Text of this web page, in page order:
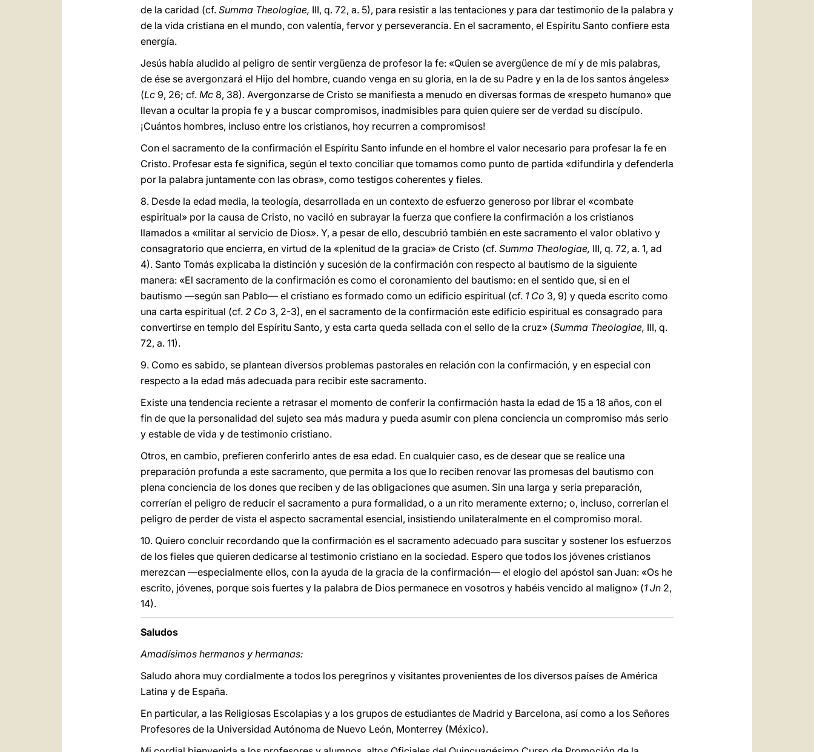
de la caridad (cf. Summa Theologiae, III, q. 72, a. 5), para resistir a las tentaciones y para dar testimonio de la palabra y
de la vida cristiana en el mundo, con valentía, fervor y perseverancia. En el sacramento, el Espíritu Santo confiere esta
energía.
Jesús había aludido al peligro de sentir vergüenza de profesor la fe: «Quien se avergüence de mí y de mis palabras,
de ése se avergonzará el Hijo del hombre, cuando venga en su gloria, en la de su Padre y en la de los santos ángeles»
(Lc 9, 26; cf. Mc 8, 38). Avergonzarse de Cristo se manifiesta a menudo en diversas formas de «respeto humano» que
llevan a ocultar la propia fe y a buscar compromisos, inadmisibles para quien quiere ser de verdad su discípulo.
¡Cuántos hombres, incluso entre los cristianos, hoy recurren a compromisos!
Con el sacramento de la confirmación el Espíritu Santo infunde en el hombre el valor necesario para profesar la fe en
Cristo. Profesar esta fe significa, según el texto conciliar que tomamos como punto de partida «difundirla y defenderla
por la palabra juntamente con las obras», como testigos coherentes y fieles.
8. Desde la edad media, la teología, desarrollada en un contexto de esfuerzo generoso por librar el «combate
espiritual» por la causa de Cristo, no vaciló en subrayar la fuerza que confiere la confirmación a los cristianos
llamados a «militar al servicio de Dios». Y, a pesar de ello, descubrió también en este sacramento el valor oblativo y
consagratorio que encierra, en virtud de la «plenitud de la gracia» de Cristo (cf. Summa Theologiae, III, q. 72, a. 1, ad
4). Santo Tomás explicaba la distinción y sucesión de la confirmación con respecto al bautismo de la siguiente
manera: «El sacramento de la confirmación es como el coronamiento del bautismo: en el sentido que, si en el
bautismo ―según san Pablo― el cristiano es formado como un edificio espiritual (cf. 1 Co 3, 9) y queda escrito como
una carta espiritual (cf. 2 Co 3, 2-3), en el sacramento de la confirmación este edificio espiritual es consagrado para
convertirse en templo del Espíritu Santo, y esta carta queda sellada con el sello de la cruz» (Summa Theologiae, III, q.
72, a. 11).
9. Como es sabido, se plantean diversos problemas pastorales en relación con la confirmación, y en especial con
respecto a la edad más adecuada para recibir este sacramento.
Existe una tendencia reciente a retrasar el momento de conferir la confirmación hasta la edad de 15 a 18 años, con el
fin de que la personalidad del sujeto sea más madura y pueda asumir con plena conciencia un compromiso más serio
y estable de vida y de testimonio cristiano.
Otros, en cambio, prefieren conferirlo antes de esa edad. En cualquier caso, es de desear que se realice una
preparación profunda a este sacramento, que permita a los que lo reciben renovar las promesas del bautismo con
plena conciencia de los dones que reciben y de las obligaciones que asumen. Sin una larga y seria preparación,
correrían el peligro de reducir el sacramento a pura formalidad, o a un rito meramente externo; o, incluso, correrían el
peligro de perder de vista el aspecto sacramental esencial, insistiendo unilateralmente en el compromiso moral.
10. Quiero concluir recordando que la confirmación es el sacramento adecuado para suscitar y sostener los esfuerzos
de los fieles que quieren dedicarse al testimonio cristiano en la sociedad. Espero que todos los jóvenes cristianos
merezcan ―especialmente ellos, con la ayuda de la gracia de la confirmación― el elogio del apóstol san Juan: «Os he
escrito, jóvenes, porque sois fuertes y la palabra de Dios permanece en vosotros y habéis vencido al maligno» (1 Jn 2,
14).
Saludos
Amadísimos hermanos y hermanas:
Saludo ahora muy cordialmente a todos los peregrinos y visitantes provenientes de los diversos países de América
Latina y de España.
En particular, a las Religiosas Escolapias y a los grupos de estudiantes de Madrid y Barcelona, así como a los Señores
Profesores de la Universidad Autónoma de Nuevo León, Monterrey (México).